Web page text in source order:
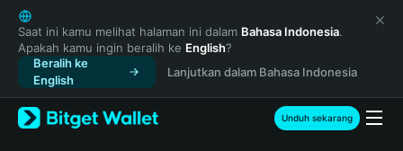
English
日本語
Tiếng Việt
Русский
Español (Latinoamérica)
Türkçe
Saat ini kamu melihat halaman ini dalam Bahasa Indonesia.
Apakah kamu ingin beralih ke English?
Beralih ke
English
Lanjutkan dalam Bahasa Indonesia
Unduh sekarang